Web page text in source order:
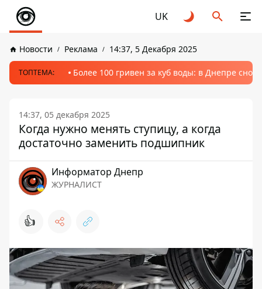
UK
Новости Реклама 14:37, 5 Декабря 2025
ТОПТЕМА: Более 100 гривен за куб воды: в Днепре
14:37, 05 декабря 2025
Когда нужно менять ступицу, а когда
достаточно заменить подшипник
Информатор Днепр
ЖУРНАЛИСТ
👍